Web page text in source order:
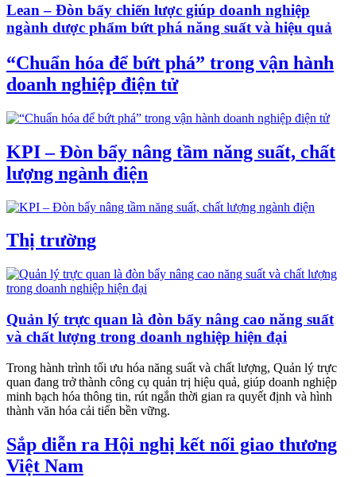
Lean – Đòn bẩy chiến lược giúp doanh nghiệp
ngành dược phẩm bứt phá năng suất và hiệu quả
“Chuẩn hóa để bứt phá” trong vận hành
doanh nghiệp điện tử
KPI – Đòn bẩy nâng tầm năng suất, chất
lượng ngành điện
Thị trường
Quản lý trực quan là đòn bẩy nâng cao năng suất
và chất lượng trong doanh nghiệp hiện đại
Trong hành trình tối ưu hóa năng suất và chất lượng, Quản lý trực
quan đang trở thành công cụ quản trị hiệu quả, giúp doanh nghiệp
minh bạch hóa thông tin, rút ngắn thời gian ra quyết định và hình
thành văn hóa cải tiến bền vững.
Sắp diễn ra Hội nghị kết nối giao thương
Việt Nam